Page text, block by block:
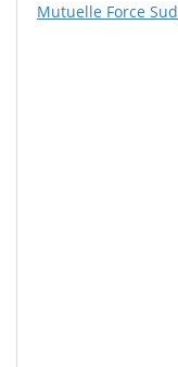
Mutuelle Force Sud